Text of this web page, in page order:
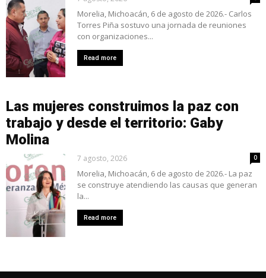
Morelia, Michoacán, 6 de agosto de 2026.- Carlos
Torres Piña sostuvo una jornada de reuniones
con organizaciones...
Read more
Las mujeres construimos la paz con
trabajo y desde el territorio: Gaby
Molina
7 agosto, 2026 0
Morelia, Michoacán, 6 de agosto de 2026.- La paz
se construye atendiendo las causas que generan
la...
Read more